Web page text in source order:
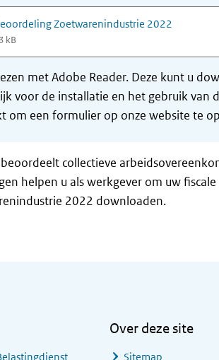
Zoetwarenindustrie 2022
kB
met Adobe Reader. Deze kunt u
voor de installatie en het gebruik van
om een formulier op onze website te
collectieve
helpen u als werkgever om uw
2022 downloaden.
Over deze site
Sitemap